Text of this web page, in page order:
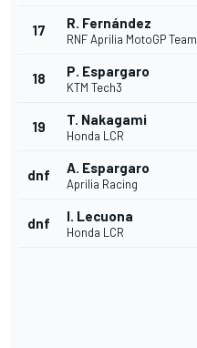
17 R. Fernández
RNF Aprilia MotoGP Team
18 P. Espargaro
KTM Tech3
19 T. Nakagami
Honda LCR
dnf A. Espargaro
Aprilia Racing
dnf I. Lecuona
Honda LCR